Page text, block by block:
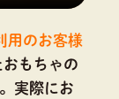
用のお客様
もちゃの
実際にお